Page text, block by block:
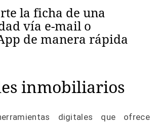
la ficha de una
vía e-mail o
de manera rápida
inmobiliarios
digitales que ofrece